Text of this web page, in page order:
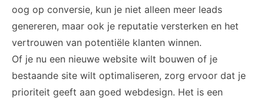
oog op conversie, kun je niet alleen meer leads
genereren, maar ook je reputatie versterken en het
vertrouwen van potentiële klanten winnen.
Of je nu een nieuwe website wilt bouwen of je
bestaande site wilt optimaliseren, zorg ervoor dat je
prioriteit geeft aan goed webdesign. Het is een